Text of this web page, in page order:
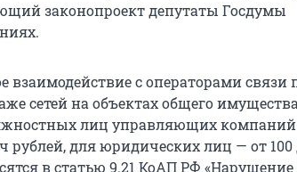
законопроект депутаты Госдумы
взаимодействие с операторами связи
сетей на объектах общего
лиц управляющих компаний
рублей, для юридических лиц — от 100
в статью 9.21 КоАП РФ «Нарушение